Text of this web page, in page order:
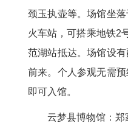
颈玉执壶等。场馆坐
火车站，可搭乘地铁2
范湖站抵达。场馆设
前来。个人参观无需
即可入馆。
云梦县博物馆：郑